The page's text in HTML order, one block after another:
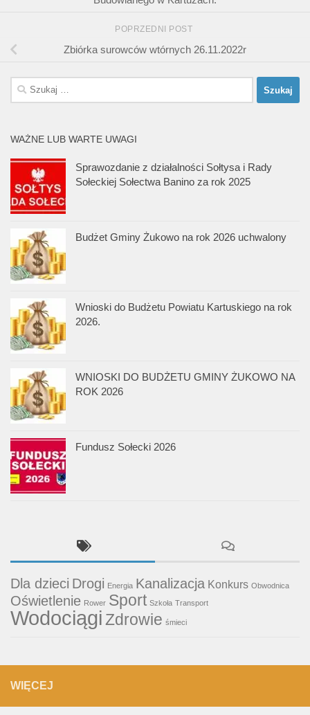
POPRZEDNI POST
Zbiórka surowców wtórnych 26.11.2022r
Szukaj:
WAŻNE LUB WARTE UWAGI
Sprawozdanie z działalności Sołtysa i Rady
Sołeckiej Sołectwa Banino za rok 2025
Budżet Gminy Żukowo na rok 2026 uchwalony
Wnioski do Budżetu Powiatu Kartuskiego na rok
2026.
WNIOSKI DO BUDŻETU GMINY ŻUKOWO NA
ROK 2026
Fundusz Sołecki 2026
Dla dzieci Drogi Energia Kanalizacja Konkurs Obwodnica
Oświetlenie Rower Sport Szkoła Transport
WodociągiZdrowie śmieci
WIĘCEJ